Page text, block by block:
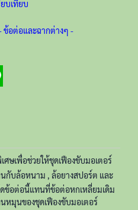
ยบเทียบ
ข้อต่อและฉากต่างๆ -
ษเพื่อช่วยให้ชุดเฟืองขับมอเตอร์
นกับล้อหนาม , ล้อยางสปอร์ต และ
ข้อต่อนี้แทนที่ข้อต่อหกเหลี่ยมเดิม
หมุนของชุดเฟืองขับมอเตอร์